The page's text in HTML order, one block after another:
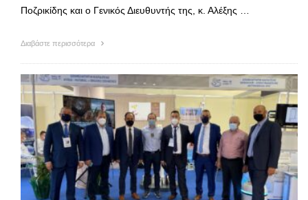
Ποζρικίδης και ο Γενικός Διευθυντής της, κ. Αλέξης …
Διαβάστε περισσότερα